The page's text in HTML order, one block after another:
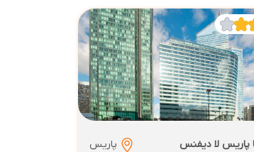
پاریس لا دیفنس پاریس